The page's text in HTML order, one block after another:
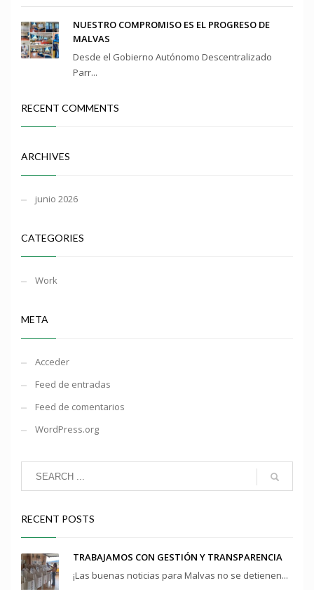
NUESTRO COMPROMISO ES EL PROGRESO DE
MALVAS
Desde el Gobierno Autónomo Descentralizado
Parr...
RECENT COMMENTS
ARCHIVES
junio 2026
CATEGORIES
Work
META
Acceder
Feed de entradas
Feed de comentarios
WordPress.org
RECENT POSTS
TRABAJAMOS CON GESTIÓN Y TRANSPARENCIA
¡Las buenas noticias para Malvas no se detienen...